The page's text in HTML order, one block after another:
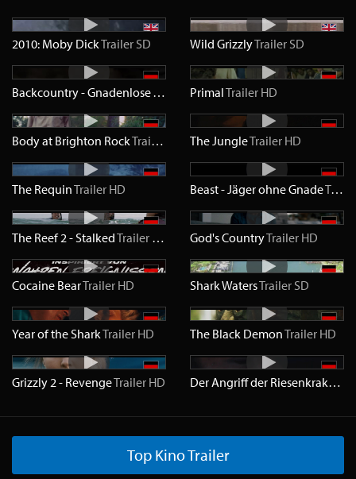
2010: Moby DickTrailer SD Wild GrizzlyTrailer SD
Backcountry - Gnadenlose Wildnis TrailerHD
PrimalTrailer HD
Body at Brighton RockTrailer The JungleTrailer HD
The RequinTrailer HD Beast - Jäger ohne GnadeTrailer
The Reef 2 - StalkedTrailer HD God's CountryTrailer HD
Cocaine BearTrailer HD Shark WatersTrailer SD
Year of the SharkTrailer HD The Black DemonTrailer HD
Grizzly 2 - RevengeTrailer HD Der Angriff der Riesenkraken
Top Kino Trailer